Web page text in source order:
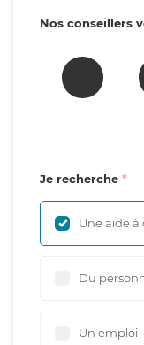
Nos conseillers
Je recherche
Une aide à
Du
Un emploi